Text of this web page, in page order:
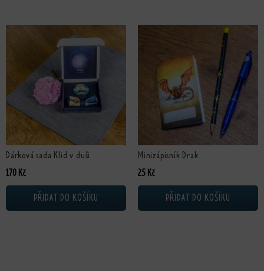
Dárková sada Klid v duši
170 Kč
PŘIDAT DO KOŠÍKU
Minizápisník Drak
25 Kč
PŘIDAT DO KOŠÍKU